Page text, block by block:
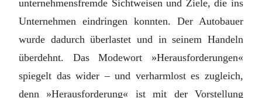
unternehmensfremde Sichtweisen und Ziele, die ins
Unternehmen eindringen konnten. Der Autobauer
wurde dadurch überlastet und in seinem Handeln
überdehnt. Das Modewort »Herausforderungen«
spiegelt das wider – und verharmlost es zugleich,
denn »Herausforderung« ist mit der Vorstellung